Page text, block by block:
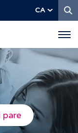
CA
pare